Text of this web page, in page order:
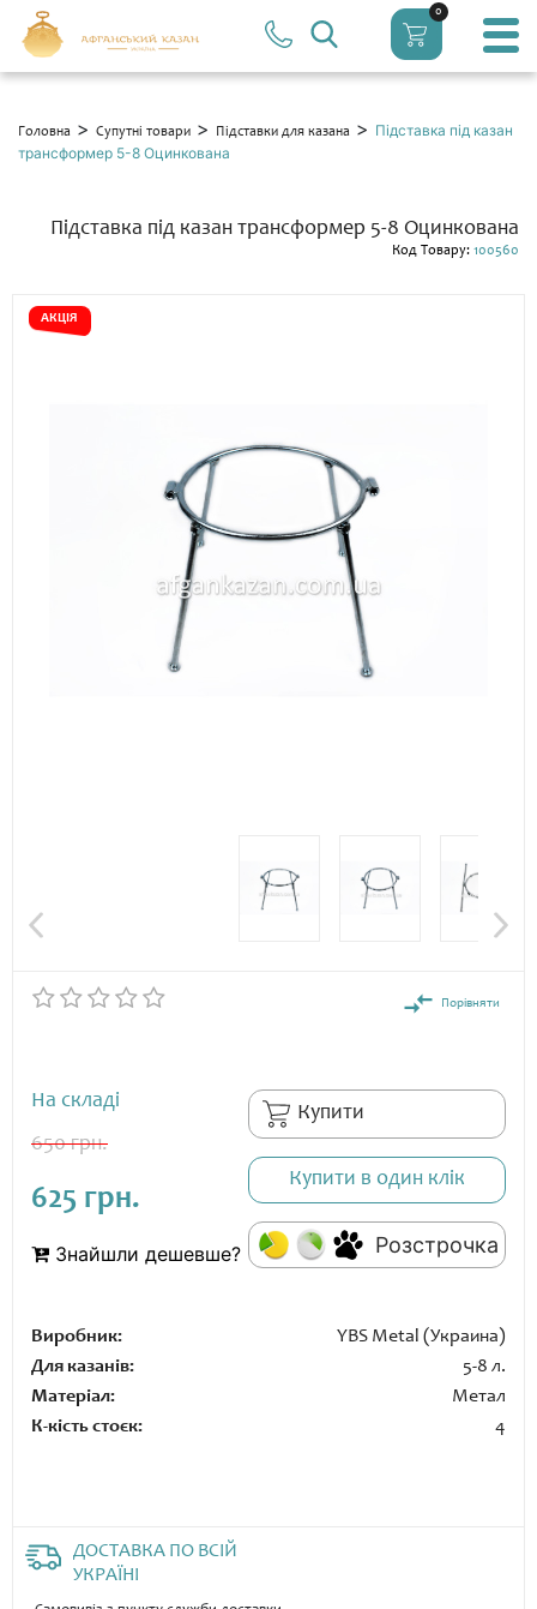
0
Головна > Супутні товари > Підставки для казана > Підставка під казан
трансформер 5-8 Оцинкована
Підставка під казан трансформер 5-8 Оцинкована
Код Товару: 100560
АКЦІЯ
Порівняти
На складі
650 грн.
625 грн.
Знайшли дешевше?
Купити
Купити в один клік
Розстрочка
Виробник:
YBS Metal (Украина)
Для казанів:
5-8 л.
Матеріал:
Метал
К-кість стоєк:
4
ДОСТАВКА ПО ВСІЙ
УКРАЇНІ